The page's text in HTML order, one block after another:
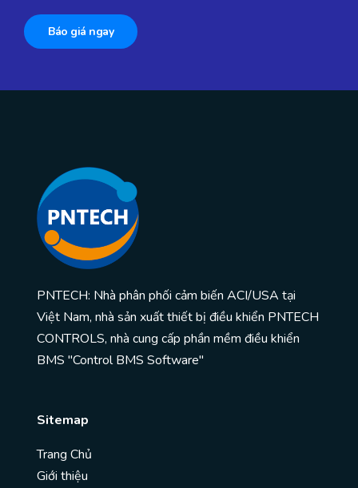
Báo giá ngay
PNTECH: Nhà phân phối cảm biến ACI/USA tại
Việt Nam, nhà sản xuất thiết bị điều khiển PNTECH
CONTROLS, nhà cung cấp phần mềm điều khiển
BMS "Control BMS Software"
Sitemap
Trang Chủ
Giới thiệu